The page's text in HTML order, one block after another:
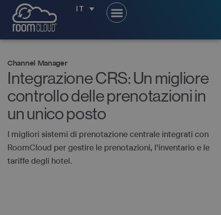
IT
Channel Manager
Integrazione CRS: Un migliore
controllo delle prenotazioni in
un unico posto
I migliori sistemi di prenotazione centrale integrati con
RoomCloud per gestire le prenotazioni, l’inventario e le
tariffe degli hotel.